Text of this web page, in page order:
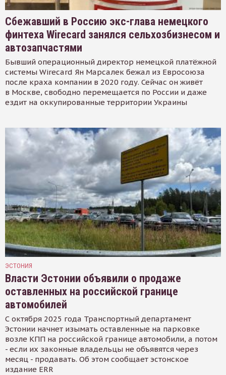
Сбежавший в Россию экс-глава немецкого
финтеха Wirecard занялся сельхозбизнесом и
автозапчастями
Бывший операционный директор немецкой платёжной
системы Wirecard Ян Марсалек бежал из Евросоюза
после краха компании в 2020 году. Сейчас он живёт
в Москве, свободно перемещается по России и даже
ездит на оккупированные территории Украины
ЭСТОНИЯ
Власти Эстонии объявили о продаже
оставленных на российской границе
автомобилей
С октября 2025 года Транспортный департамент
Эстонии начнет изымать оставленные на парковке
возле КПП на российской границе автомобили, а потом
- если их законные владельцы не объявятся через
месяц - продавать. Об этом сообщает эстонское
издание ERR